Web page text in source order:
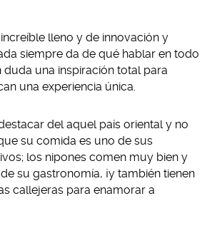
lleno y de innovación y
siempre da de qué hablar en todo
duda una inspiración total para
una experiencia única.
del aquel país oriental y no
su comida es uno de sus
los nipones comen muy bien y
su gastronomía, ¡y también tienen
callejeras para enamorar a